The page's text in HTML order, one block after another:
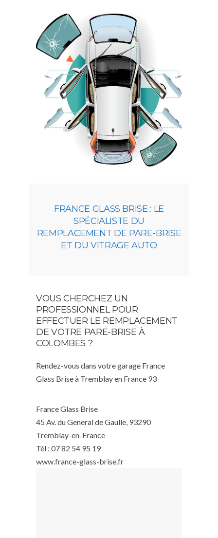
FRANCE GLASS BRISE : LE
SPÉCIALISTE DU
REMPLACEMENT DE PARE-BRISE
ET DU VITRAGE AUTO
VOUS CHERCHEZ UN
PROFESSIONNEL POUR
EFFECTUER LE REMPLACEMENT
DE VOTRE PARE-BRISE À
COLOMBES ?
Rendez-vous dans votre garage France
Glass Brise à Tremblay en France 93
France Glass Brise
45 Av. du General de Gaulle, 93290
Tremblay-en-France
Tél : 07 82 54 95 19
www.france-glass-brise.fr